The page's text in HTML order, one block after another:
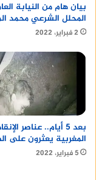
بيان هام من النيابة
المحلل الشرعي محمد
2 فبراير، 2022
بعد 5 أيام.. عناصر
المغربية يعثرون على
5 فبراير، 2022